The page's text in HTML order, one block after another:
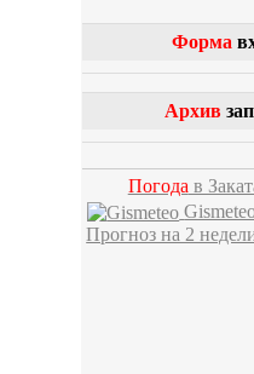
Форма
Архив
Погода в
Прогноз на 2